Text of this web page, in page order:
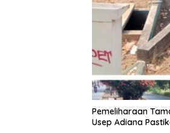
Pemeliharaan
Usep Adiana